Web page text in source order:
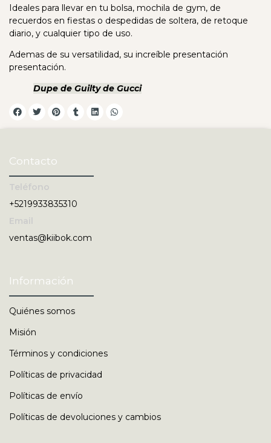
Ideales para llevar en tu bolsa, mochila de gym, de
recuerdos en fiestas o despedidas de soltera, de retoque
diario, y cualquier tipo de uso.
Ademas de su versatilidad, su increíble presentación
presentación.
Dupe de Guilty de Gucci
Contacto
+5219933835310
ventas@kiibok.com
Información
Quiénes somos
Misión
Términos y condiciones
Políticas de privacidad
Políticas de envío
Políticas de devoluciones y cambios